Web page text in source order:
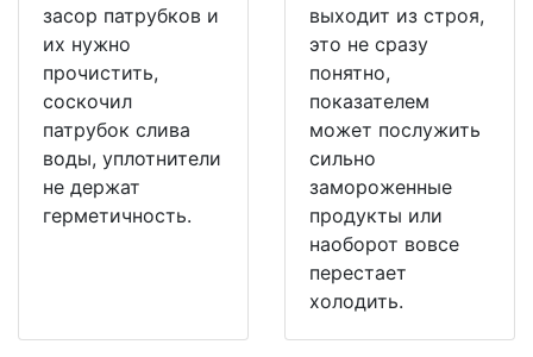
засор патрубков и
их нужно
прочистить,
соскочил
патрубок слива
воды, уплотнители
не держат
герметичность.
выходит из строя,
это не сразу
понятно,
показателем
может послужить
сильно
замороженные
продукты или
наоборот вовсе
перестает
холодить.